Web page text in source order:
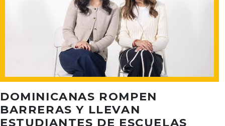
DOMINICANAS ROMPEN
BARRERAS Y LLEVAN
ESTUDIANTES DE ESCUELAS